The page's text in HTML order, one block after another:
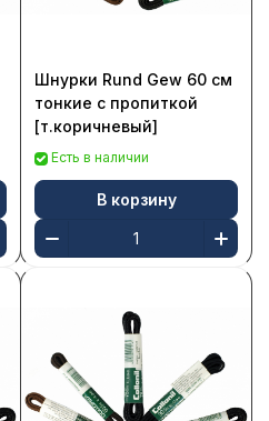
Шнурки Rund Gew 60 см
тонкие с пропиткой
[т.коричневый]
Есть в наличии
В корзину